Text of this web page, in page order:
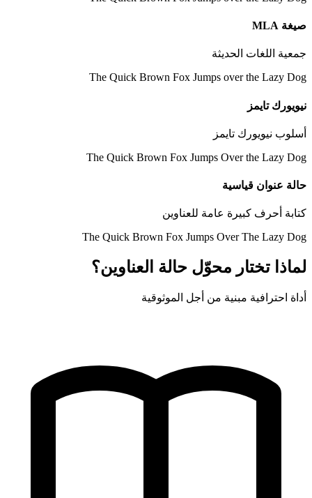
صيغة MLA
جمعية اللغات الحديثة
The Quick Brown Fox Jumps over the Lazy Dog
نيويورك تايمز
أسلوب نيويورك تايمز
The Quick Brown Fox Jumps Over the Lazy Dog
حالة عنوان قياسية
كتابة أحرف كبيرة عامة للعناوين
The Quick Brown Fox Jumps Over The Lazy Dog
لماذا تختار محوّل حالة العناوين؟
أداة احترافية مبنية من أجل الموثوقية